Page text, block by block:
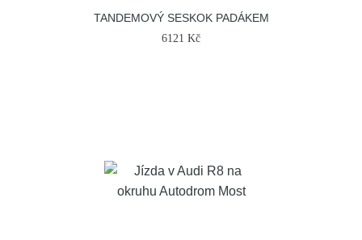
TANDEMOVÝ SESKOK PADÁKEM
6121 Kč